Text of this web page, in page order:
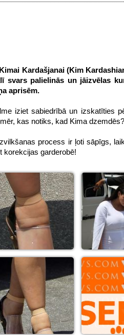
Kardašjanai (Kim
svars palielinās un jāizvēlas
aprisēm.
iziet sabiedrībā un izskatīties
kas notiks, kad Kima
process ir ļoti sāpīgs,
korekcijas garderobē!